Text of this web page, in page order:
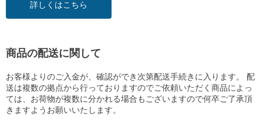
詳しくはこちら
商品の配送に関して
お客様よりのご入金が、確認ができ次第配送手続きに入ります。 配
送は複数の拠点から行っておりますのでご依頼いただく商品によっ
ては、お荷物が複数に分かれる場合もございますので何卒ご了承頂
きますようお願いいたします。